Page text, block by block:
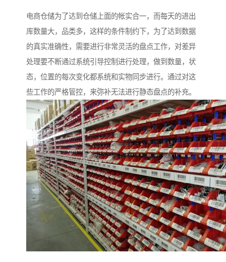
电商仓储为了达到仓储上面的帐实合一，而每天的进出
库数量大，品类多，这样的条件制约下，为了达到数据
的真实准确性，需要进行非常灵活的盘点工作，对差异
处理要不断通过系统引导控制进行处理，做到数量，状
态，位置的每次变化都系统和实物同步进行。通过对这
些工作的严格管控，来弥补无法进行静态盘点的补充。